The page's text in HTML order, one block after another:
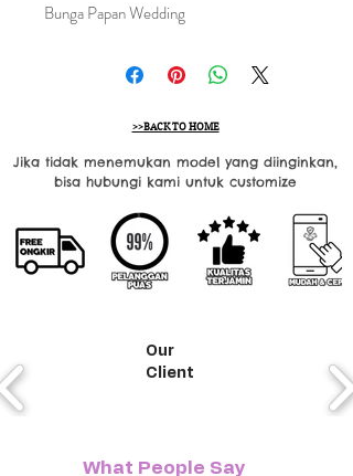
Bunga Papan Wedding
>>BACK TO HOME
Jika tidak menemukan model yang diinginkan,
bisa hubungi kami untuk customize
Our
Client
What People Say